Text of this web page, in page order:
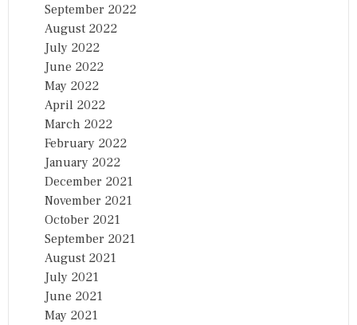
September 2022
August 2022
July 2022
June 2022
May 2022
April 2022
March 2022
February 2022
January 2022
December 2021
November 2021
October 2021
September 2021
August 2021
July 2021
June 2021
May 2021